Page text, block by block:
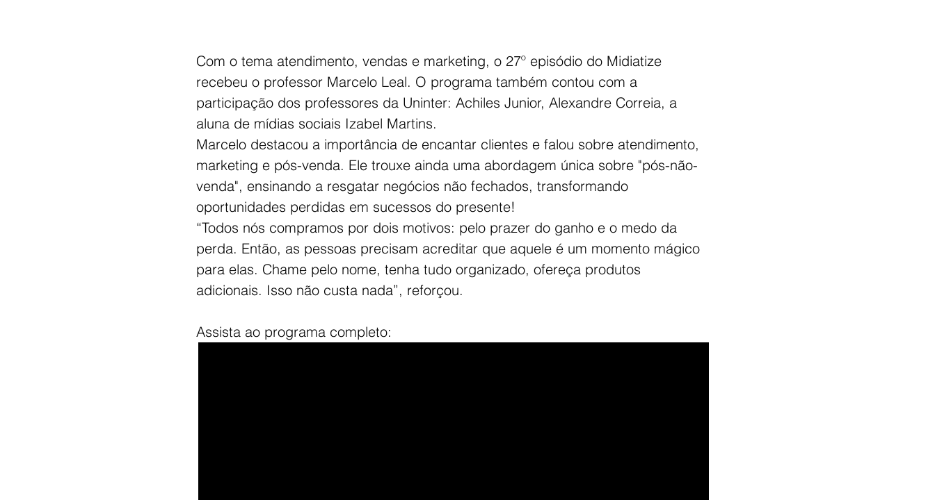
Com o tema atendimento, vendas e marketing, o 27º episódio do Midiatize
recebeu o professor Marcelo Leal. O programa também contou com a
participação dos professores da Uninter: Achiles Junior, Alexandre Correia, a
aluna de mídias sociais Izabel Martins.
Marcelo destacou a importância de encantar clientes e falou sobre atendimento,
marketing e pós-venda. Ele trouxe ainda uma abordagem única sobre "pós-não-
venda", ensinando a resgatar negócios não fechados, transformando
oportunidades perdidas em sucessos do presente!
“Todos nós compramos por dois motivos: pelo prazer do ganho e o medo da
perda. Então, as pessoas precisam acreditar que aquele é um momento mágico
para elas. Chame pelo nome, tenha tudo organizado, ofereça produtos
adicionais. Isso não custa nada”, reforçou.
Assista ao programa completo: